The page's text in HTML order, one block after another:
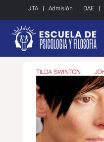
UTA Admisión DAE